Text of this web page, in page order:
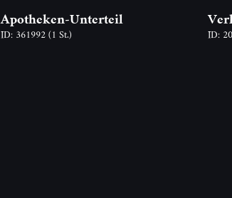
Apotheken-Unterteil
ID: 361992(1 St.) ID: